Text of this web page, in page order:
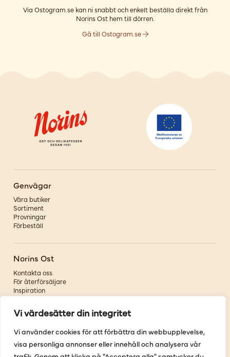
Vi värdesätter din integritet
Vi använder cookies för att förbättra din webbupplevelse,
visa personliga annonser eller innehåll och analysera vår
Via Ostogram.se kan ni snabbt och enkelt beställa direkt från
Norins Ost hem till dörren.
Gå till Ostogram.se
Genvägar
Våra butiker
Sortiment
Provningar
Förbeställ
Norins Ost
Kontakta oss
För återförsäljare
Inspiration
Om oss
Följ oss
Facebook
Instagram